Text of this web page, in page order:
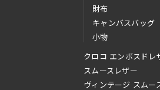
財布
キャンバスバッグ
小物
クロコ エンボスドレ
スムースレザー
ヴィンテージ スムー